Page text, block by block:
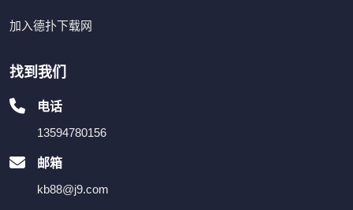
加入德扑下载网
找到我们
电话
13594780156
邮箱
kb88@j9.com